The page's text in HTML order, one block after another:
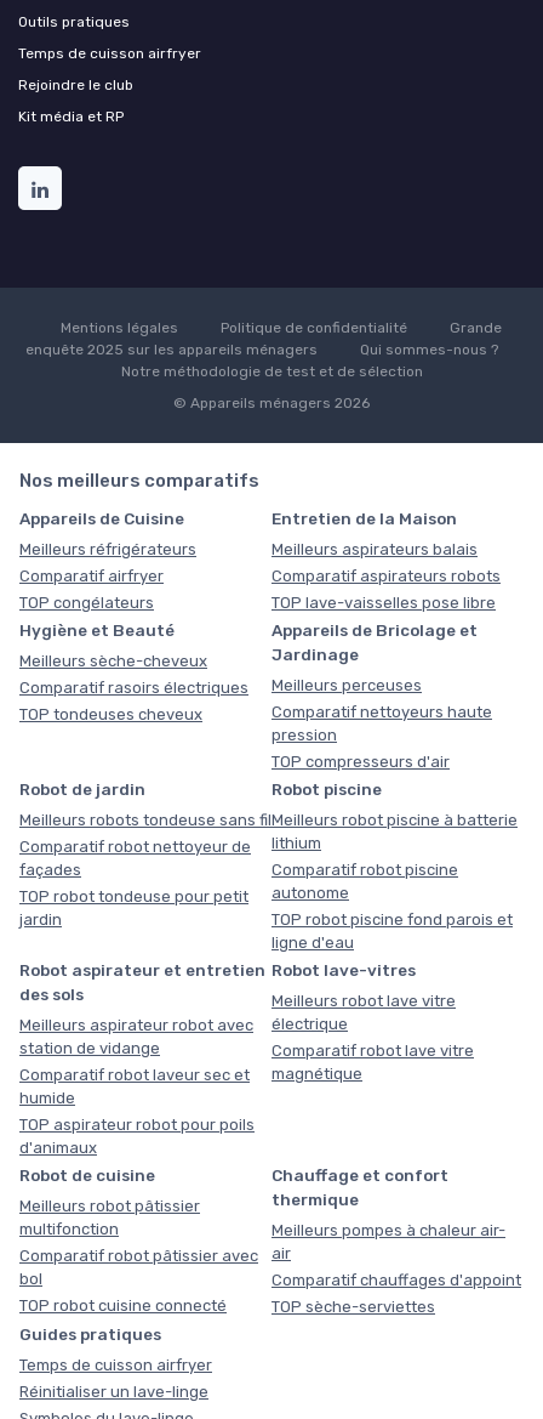
Outils pratiques
Temps de cuisson airfryer
Rejoindre le club
Kit média et RP
Mentions légales Politique de confidentialité
Grande
enquête 2025 sur les appareils ménagers
Qui sommes-nous ?
Notre méthodologie de test et de sélection
© Appareils ménagers 2026
Nos meilleurs comparatifs
Appareils de Cuisine
Meilleurs réfrigérateurs
Comparatif airfryer
TOP congélateurs
Entretien de la Maison
Meilleurs aspirateurs balais
Comparatif aspirateurs robots
TOP lave-vaisselles pose libre
Hygiène et Beauté
Meilleurs sèche-cheveux
Comparatif rasoirs électriques
TOP tondeuses cheveux
Appareils de Bricolage et
Jardinage
Meilleurs perceuses
Comparatif nettoyeurs haute
pression
TOP compresseurs d'air
Robot de jardin
Meilleurs robots tondeuse sans fil
Comparatif robot nettoyeur de
façades
TOP robot tondeuse pour petit
jardin
Robot piscine
Meilleurs robot piscine à batterie
lithium
Comparatif robot piscine
autonome
TOP robot piscine fond parois et
ligne d'eau
Robot aspirateur et entretien
des sols
Meilleurs aspirateur robot avec
station de vidange
Comparatif robot laveur sec et
humide
TOP aspirateur robot pour poils
d'animaux
Robot lave-vitres
Meilleurs robot lave vitre
électrique
Comparatif robot lave vitre
magnétique
Robot de cuisine
Meilleurs robot pâtissier
multifonction
Comparatif robot pâtissier avec
bol
TOP robot cuisine connecté
Chauffage et confort
thermique
Meilleurs pompes à chaleur air-
air
Comparatif chauffages d'appoint
TOP sèche-serviettes
Guides pratiques
Temps de cuisson airfryer
Réinitialiser un lave-linge